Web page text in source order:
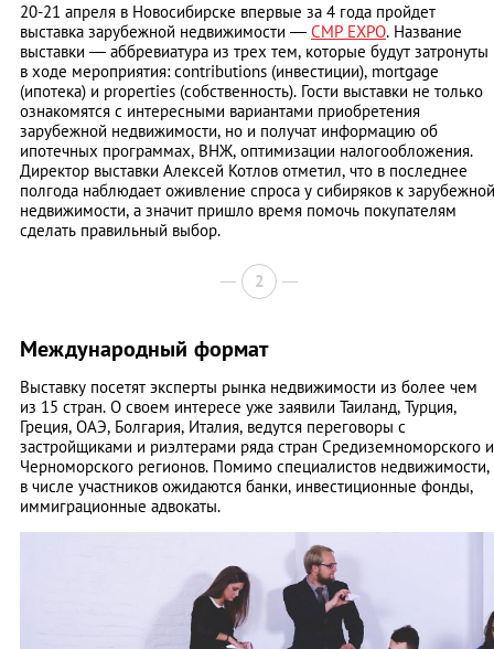
20-21 апреля в Новосибирске впервые за 4 года пройдет
выставка зарубежной недвижимости — СМР ЕХРО. Название
выставки — аббревиатура из трех тем, которые будут затронуты
в ходе мероприятия: сontributions (инвестиции), mortgage
(ипотека) и properties (собственность). Гости выставки не только
ознакомятся с интересными вариантами приобретения
зарубежной недвижимости, но и получат информацию об
ипотечных программах, ВНЖ, оптимизации налогообложения.
Директор выставки Алексей Котлов отметил, что в последнее
полгода наблюдает оживление спроса у сибиряков к зарубежной
недвижимости, а значит пришло время помочь покупателям
сделать правильный выбор.
2
Международный формат
Выставку посетят эксперты рынка недвижимости из более чем
из 15 стран. О своем интересе уже заявили Таиланд, Турция,
Греция, ОАЭ, Болгария, Италия, ведутся переговоры с
застройщиками и риэлтерами ряда стран Средиземноморского и
Черноморского регионов. Помимо специалистов недвижимости,
в числе участников ожидаются банки, инвестиционные фонды,
иммиграционные адвокаты.